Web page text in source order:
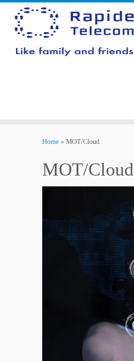
Skip
content
Home » MOT/Cloud
MOT/Cloud